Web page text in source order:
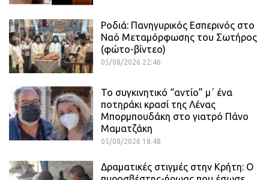
Ροδιά: Πανηγυρικός Εσπερινός στο
Ναό Μεταμόρφωσης του Σωτήρος
(φώτο-βίντεο)
05/08/2026 22:46
Το συγκινητικό “αντίο” μ΄ ένα
ποτηράκι κρασί της Λένας
Μπορμπουδάκη στο γιατρό Πάνο
Μαματζάκη
05/08/2026 18:48
Δραματικές στιγμές στην Κρήτη: Ο